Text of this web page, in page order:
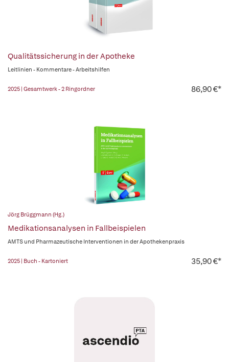
Qualitätssicherung in der Apotheke
Leitlinien - Kommentare - Arbeitshilfen
2025 | Gesamtwerk - 2 Ringordner 86,90 €*
Jörg Brüggmann (Hg.)
Medikationsanalysen in Fallbeispielen
AMTS und Pharmazeutische Interventionen in der Apothekenpraxis
2025 | Buch - Kartoniert 35,90 €*